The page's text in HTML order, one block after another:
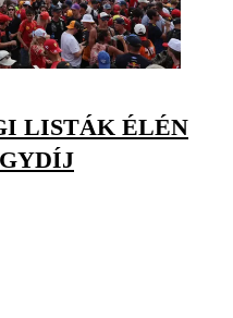
LISTÁK ÉLÉN